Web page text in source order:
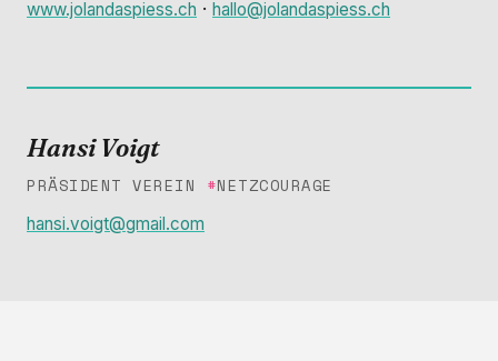
www.jolandaspiess.ch · hallo@jolandaspiess.ch
Hansi Voigt
PRÄSIDENT VEREIN #NETZCOURAGE
hansi.voigt@gmail.com